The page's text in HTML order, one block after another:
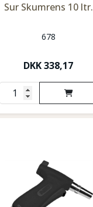
Sur Skumrens 10 ltr.
678
DKK338,17